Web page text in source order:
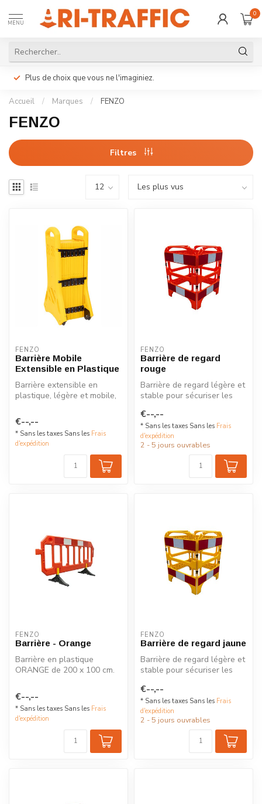
MENU
0
Plus de choix que vous ne l'imaginiez.
Accueil / Marques / FENZO
FENZO
Filtres
FENZO
Barrière Mobile
Extensible en Plastique
Barrière extensible en
plastique, légère et mobile,
rapid...
€--,--
* Sans les taxes Sans les Frais
d'expédition
FENZO
Barrière de regard
rouge
Barrière de regard légère et
stable pour sécuriser les
€--,--
* Sans les taxes Sans les Frais
d'expédition
2 - 5 jours ouvrables
FENZO
Barrière - Orange
Barrière en plastique
ORANGE de 200 x 100 cm.
de pied...
€--,--
* Sans les taxes Sans les Frais
d'expédition
FENZO
Barrière de regard jaune
Barrière de regard légère et
stable pour sécuriser les
€--,--
* Sans les taxes Sans les Frais
d'expédition
2 - 5 jours ouvrables